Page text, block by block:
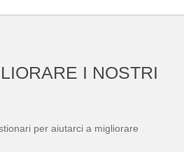
I NOSTRI
per aiutarci a migliorare